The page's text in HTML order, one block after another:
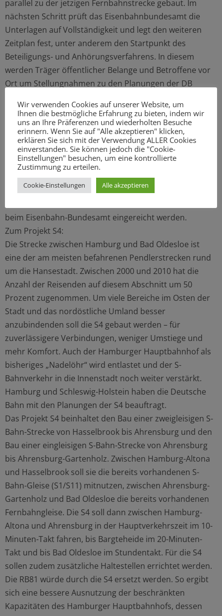
parallel zu der jetzigen Fernbahnstrecke gebaut. Im
nächsten Schritt prüft das Eisenbahnbundesamt die
Unterlagen auf Vollständigkeit und legt den weiteren
Zeitplan fest, unter anderem den Startpunkt des
Beteiligungs- und Anhörungsverfahrens. In diesem
werden Träger öffentlicher Belange und Betroffene vor
Ort um Stellungnahmen zu den Planungen der DB
Bis zu 50 Planer und Projektmanager sind aktuell mit der
Planung der neuen S-Bahn-Linie S4 von Hamburg nach
Bad Oldesloe beschäftigt. Bereits am 1. April 2016 haben
die Entwurfsplanungen für die
Planfeststellungsabschnitte 2 (Luetkensallee bis
Landesgrenze) und 3 (Landesgrenze bis Ahrensburg-
Gartenholz) begonnen. Die Planfeststellungsunterlagen
beim Eisenbahn-Bundesamt eingereicht werden.
Zum Projekt S4:
Die Strecke zwischen Hamburg und Bad Oldesloe ist
eine der am meisten befahrenen Pendlerstrecken rund
um die Hansestadt. Zwischen 2000 und 2010 hat die
Anzahl der Reisenden auf diesem Abschnitt um 50
Prozent zugenommen. Um viele Bereiche im Osten der
Stadt und das nordöstliche Umland besser
anzubindenden soll die S4 gebaut werden – für
zuverlässigere Verbindungen, weniger Umstiege und
mehr Komfort. Auch der Hamburger Hauptbahnhof als
bisheriges „Nadelöhr“ wird entlastet und der S-
Bahnverkehr in die Innenstadt noch weiter verstärkt.
Hamburg und Schleswig-Holstein haben die Deutsche
Bahn mit den Planungen der S4 beauftragt.
Das Projekt S4 beinhaltet den Bau einer zweigleisigen S-
Bahn-Strecke von Hasselbrook bis Ahrensburg und den
Bau einer eingleisigen S-Bahn-Strecke von Ahrensburg
bis Ahrensburg-Gartenholz. Zwischen Hamburg-Altona
und Hasselbrook soll sie die bereits vorhandenen S-
Bahn-Gleise (S1/S11) mitnutzen, zwischen Ahrensburg-
Gartenholz und Bad Oldesloe die bereits vorhandenen
Fernbahngleise. Die S4 soll dann zwischen Hamburg-
Altona und Ahrensburg in der Hauptverkehrszeit im 10-
Minuten-Takt fahren, bis Bargteheide im 20-Minuten-
Takt und bis Bad Oldesloe im Stundentakt. Für die S4
sollen zudem zusätzliche Haltestellen errichtet werden.
Die RB81 würde durch die S4 ersetzt werden. So ergibt
sich eine bessere Ausnutzung der beschränkten
Kapazitäten des Hamburger Hauptbahnhofs, dessen
Wir verwenden Cookies auf unserer Website, um
Ihnen die bestmögliche Erfahrung zu bieten, indem wir
uns an Ihre Präferenzen und wiederholten Besuche
erinnern. Wenn Sie auf "Alle akzeptieren" klicken,
erklären Sie sich mit der Verwendung ALLER Cookies
einverstanden. Sie können jedoch die "Cookie-
Einstellungen" besuchen, um eine kontrollierte
Zustimmung zu erteilen.
Cookie-Einstellungen Alle akzeptieren